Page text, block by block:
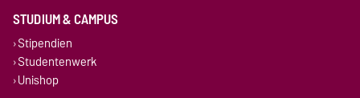
STUDIUM & CAMPUS
Stipendien
Studentenwerk
Unishop